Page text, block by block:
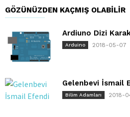
GÖZÜNÜZDEN KAÇMIŞ OLABILIR
Ardiuno Dizi
Arduino 2018-05-07
Gelenbevi İsmail
Bilim Adamları 2018-